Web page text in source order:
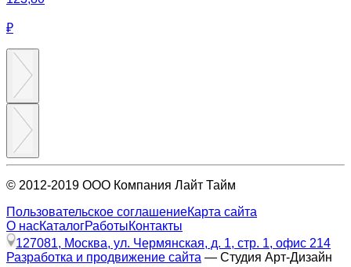
₽
© 2012-2019 ООО Компания Лайт Тайм
Пользовательское соглашениеКарта сайта
О насКаталогРаботыКонтакты
127081, Москва, ул. Чермянская, д. 1, стр. 1, офис 214
Разработка и продвижение сайта — Студия Арт-Дизайн